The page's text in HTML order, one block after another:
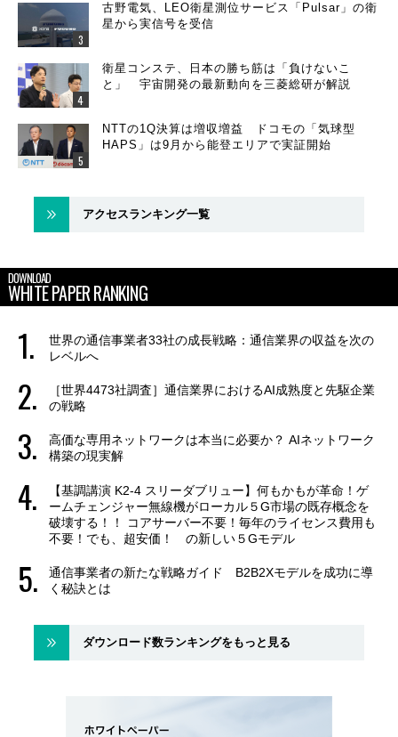
古野電気、LEO衛星測位サービス「Pulsar」の衛
星から実信号を受信
衛星コンステ、日本の勝ち筋は「負けないこ
と」 宇宙開発の最新動向を三菱総研が解説
NTTの1Q決算は増収増益 ドコモの「気球型
HAPS」は9月から能登エリアで実証開始
アクセスランキング一覧
DOWNLOAD
WHITE PAPER RANKING
世界の通信事業者33社の成長戦略：通信業界の収益を次の
レベルへ
［世界4473社調査］通信業界におけるAI成熟度と先駆企業
の戦略
高価な専用ネットワークは本当に必要か？ AIネットワーク
構築の現実解
【基調講演 K2-4 スリーダブリュー】何もかもが革命！ゲ
ームチェンジャー無線機がローカル５G市場の既存概念を
破壊する！！ コアサーバー不要！毎年のライセンス費用も
不要！でも、超安価！ の新しい５Gモデル
通信事業者の新たな戦略ガイド B2B2Xモデルを成功に導
く秘訣とは
ダウンロード数ランキングをもっと見る